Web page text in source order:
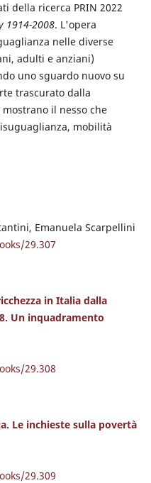
della ricerca PRIN 2022
1914-2008. L'opera
nelle diverse
adulti e anziani)
uno sguardo nuovo su
trascurato dalla
il nesso che
mobilità
Emanuela Scarpellini
29.307
in Italia dalla
Un inquadramento
29.308
Le inchieste sulla povertà
29.309